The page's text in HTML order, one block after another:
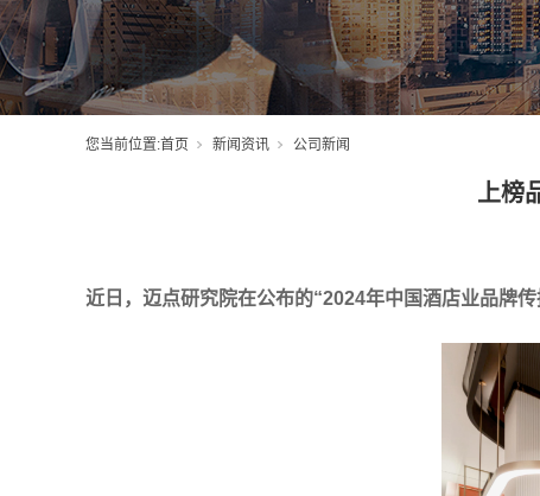
您当前位置:首页 新闻资讯 公司新闻
上榜
近日，迈点研究院在公布的“2024年中国酒店业品牌